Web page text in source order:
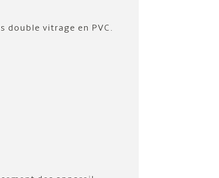
double vitrage en PVC.